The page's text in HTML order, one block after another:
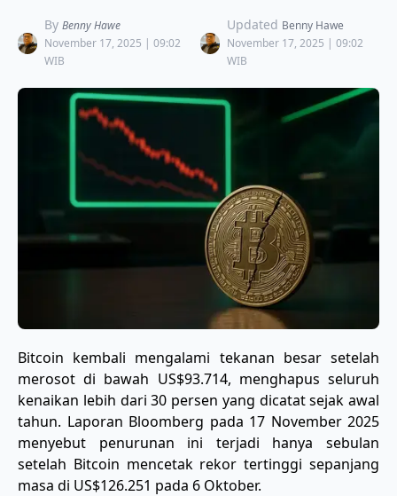
By Benny Hawe
November 17, 2025 | 09:02
WIB
Updated Benny Hawe
November 17, 2025 | 09:02
WIB
Bitcoin kembali mengalami tekanan besar setelah
merosot di bawah US$93.714, menghapus seluruh
kenaikan lebih dari 30 persen yang dicatat sejak awal
tahun. Laporan Bloomberg pada 17 November 2025
menyebut penurunan ini terjadi hanya sebulan
setelah Bitcoin mencetak rekor tertinggi sepanjang
masa di US$126.251 pada 6 Oktober.